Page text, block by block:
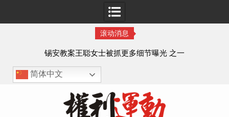
滚动消息
锡安教案王聪女士被抓更多细节曝光 之一
简体中文